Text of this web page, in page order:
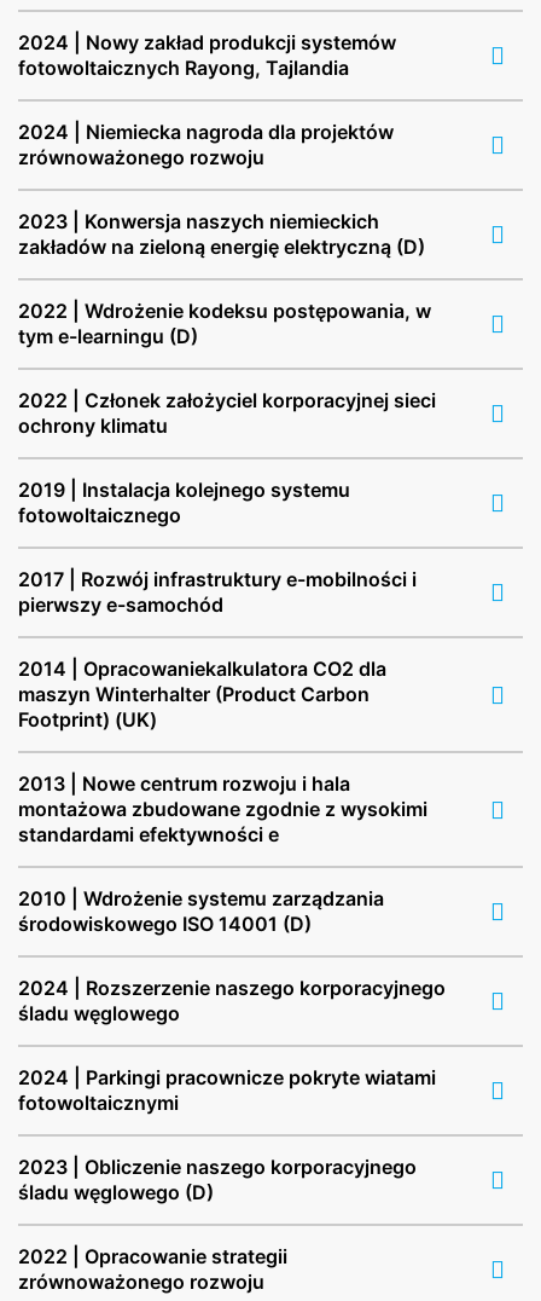
2024 | Nowy zakład produkcji systemów
fotowoltaicznych Rayong, Tajlandia
2024 | Niemiecka nagroda dla projektów
zrównoważonego rozwoju
2023 | Konwersja naszych niemieckich
zakładów na zieloną energię elektryczną (D)
2022 | Wdrożenie kodeksu postępowania, w
tym e-learningu (D)
2022 | Członek założyciel korporacyjnej sieci
ochrony klimatu
2019 | Instalacja kolejnego systemu
fotowoltaicznego
2017 | Rozwój infrastruktury e-mobilności i
pierwszy e-samochód
2014 | Opracowaniekalkulatora CO2 dla
maszyn Winterhalter (Product Carbon
Footprint) (UK)
2013 | Nowe centrum rozwoju i hala
montażowa zbudowane zgodnie z wysokimi
standardami efektywności e
2010 | Wdrożenie systemu zarządzania
środowiskowego ISO 14001 (D)
2024 | Rozszerzenie naszego korporacyjnego
śladu węglowego
2024 | Parkingi pracownicze pokryte wiatami
fotowoltaicznymi
2023 | Obliczenie naszego korporacyjnego
śladu węglowego (D)
2022 | Opracowanie strategii
zrównoważonego rozwoju